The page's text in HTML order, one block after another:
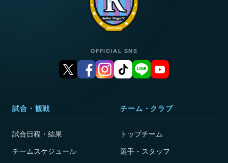
OFFICIAL SNS
試合・観戦
試合日程・結果
チームスケジュール
チーム・クラブ
トップチーム
選手・スタッフ